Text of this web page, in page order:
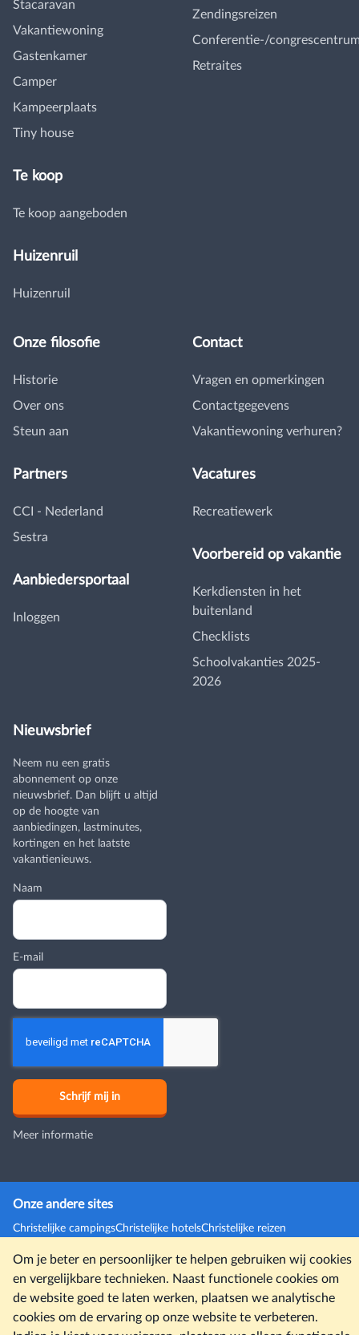
Stacaravan
Vakantiewoning
Gastenkamer
Camper
Kampeerplaats
Tiny house
Te koop
Te koop aangeboden
Huizenruil
Huizenruil
Zendingsreizen
Conferentie-/
Retraites
Onze filosofie
Historie
Over ons
Steun aan
Partners
CCI - Nederland
Sestra
Aanbiedersportaal
Inloggen
Contact
Vragen en opmerkingen
Contactgegevens
Vakantiewoning verhuren?
Vacatures
Recreatiewerk
Voorbereid op vakantie
Kerkdiensten in het
buitenland
Checklists
Schoolvakanties 2025-
2026
Nieuwsbrief
Neem nu een gratis
abonnement op onze
nieuwsbrief. Dan blijft u altijd
op de hoogte van
aanbiedingen, lastminutes,
kortingen en het laatste
vakantienieuws.
Naam
E-mail
Meer informatie
Onze andere sites
Christelijke campingsChristelijke hotelsChristelijke reizen
© Christelijkevakantiesite.nl 2026 | Colofon |Disclaimer|
Gebruiksvoorwaarden en privacybeleid
Om je beter en persoonlijker te helpen gebruiken wij cookies
en vergelijkbare technieken. Naast functionele cookies om
de website goed te laten werken, plaatsen we analytische
cookies om de ervaring op onze website te verbeteren.